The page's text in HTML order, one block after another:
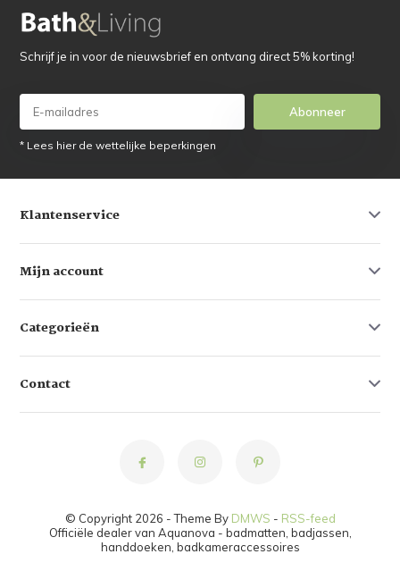
Schrijf je in voor de nieuwsbrief en ontvang direct 5% korting!
Abonneer
* Lees hier de wettelijke beperkingen
Klantenservice
Mijn account
Categorieën
Contact
© Copyright 2026 - Theme By DMWS - RSS-feed
Officiële dealer van Aquanova - badmatten, badjassen,
handdoeken, badkameraccessoires